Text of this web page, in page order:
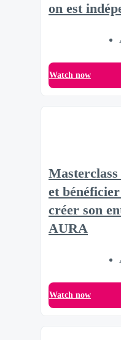
on est
Watch now
et
créer son
AURA
Watch now